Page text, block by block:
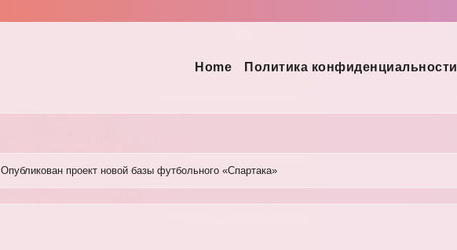
Home Политика конфиденциальности
Опубликован проект новой базы футбольного «Спартака»